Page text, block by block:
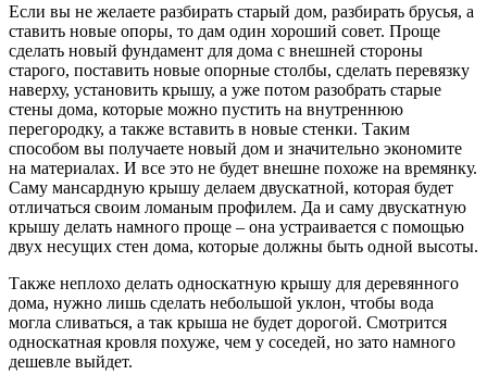
Если вы не желаете разбирать старый дом, разбирать брусья, а
ставить новые опоры, то дам один хороший совет. Проще
сделать новый фундамент для дома с внешней стороны
старого, поставить новые опорные столбы, сделать перевязку
наверху, установить крышу, а уже потом разобрать старые
стены дома, которые можно пустить на внутреннюю
перегородку, а также вставить в новые стенки. Таким
способом вы получаете новый дом и значительно экономите
на материалах. И все это не будет внешне похоже на времянку.
Саму мансардную крышу делаем двускатной, которая будет
отличаться своим ломаным профилем. Да и саму двускатную
крышу делать намного проще – она устраивается с помощью
двух несущих стен дома, которые должны быть одной высоты.
Также неплохо делать односкатную крышу для деревянного
дома, нужно лишь сделать небольшой уклон, чтобы вода
могла сливаться, а так крыша не будет дорогой. Смотрится
односкатная кровля похуже, чем у соседей, но зато намного
дешевле выйдет.